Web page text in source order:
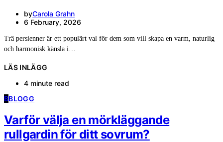
byCarola Grahn
6 February, 2026
Trä persienner är ett populärt val för dem som vill skapa en varm, naturlig
och harmonisk känsla i…
LÄS INLÄGG
4 minute read
BBLOGG
Varför välja en mörkläggande
rullgardin för ditt sovrum?